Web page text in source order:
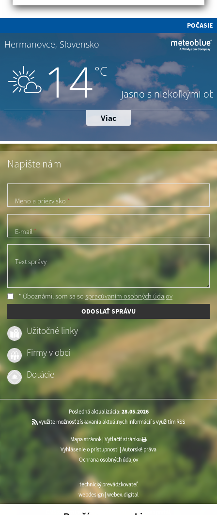
POČASIE
Napíšte nám
Meno a priezvisko *
E-mail*
Text správy
* Oboznámil som sa sospracúvaním osobných údajov
ODOSLAŤ SPRÁVU
Užitočné linky
Firmy v obci
Dotácie
Posledná aktualizácia: 28.05.2026
využite možnosť získavania aktuálnych informácií s využitím RSS
Mapa stránok| Vytlačiť stránku
Vyhlásenie o prístupnosti Autorské práva
Ochrana osobných údajov
technický prevádzkovateľ
webdesign webex.digital
CMS systém (redakčný) systém ECHELON 2